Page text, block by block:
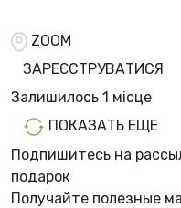
ZOOM
ЗАРЕЄСТРУВАТИСЯ
Залишилось 1 місцe
ПОКАЗАТЬ ЕЩЕ
Подпишитесь на
подарок
Получайте полезные